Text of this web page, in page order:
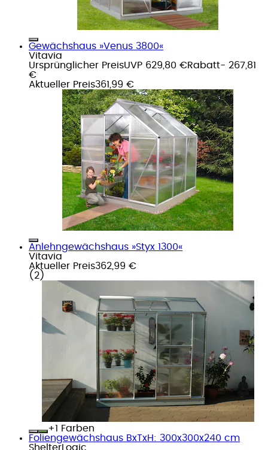
Gewächshaus »Venus 3800«
Vitavia
Ursprünglicher PreisUVP 629,80 €Rabatt- 267,81
€
Aktueller Preis361,99 €
Anlehngewächshaus »Styx 1300«
Vitavia
Aktueller Preis362,99 €
( 2 )
+
Farben
Foliengewächshaus BxTxH: 300x300x240 cm
ShelterLogic